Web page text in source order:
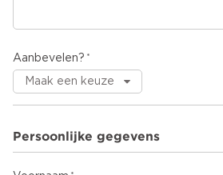
Aanbevelen?
Persoonlijke gegevens